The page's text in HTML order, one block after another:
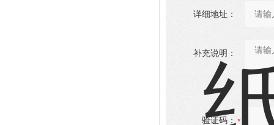
详细地址：
补充说明：
验证码：